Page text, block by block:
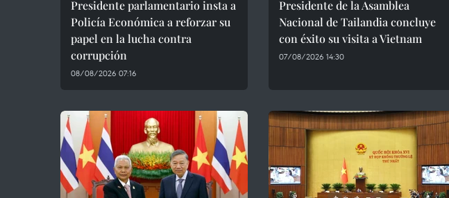
Presidente parlamentario insta a
Policía Económica a reforzar su
papel en la lucha contra
corrupción
08/08/2026 07:16
Presidente de la Asamblea
Nacional de Tailandia concluye
con éxito su visita a Vietnam
07/08/2026 14:30